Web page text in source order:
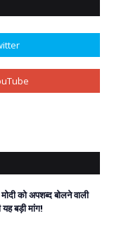
को अपशब्द बोलने वाली
बड़ी मांग!